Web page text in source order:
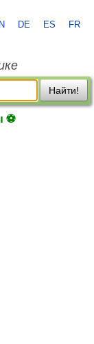
DE ES FR
Найти!
⚽